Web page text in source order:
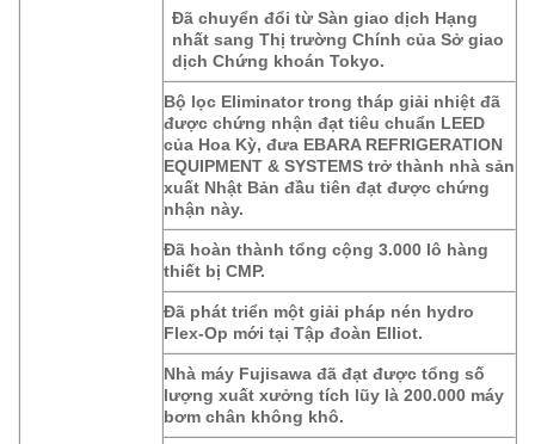
Đã chuyển đổi từ Sàn giao dịch Hạng
nhất sang Thị trường Chính của Sở giao
dịch Chứng khoán Tokyo.
Bộ lọc Eliminator trong tháp giải nhiệt đã
được chứng nhận đạt tiêu chuẩn LEED
của Hoa Kỳ, đưa EBARA REFRIGERATION
EQUIPMENT & SYSTEMS trở thành nhà sản
xuất Nhật Bản đầu tiên đạt được chứng
nhận này.
Đã hoàn thành tổng cộng 3.000 lô hàng
thiết bị CMP.
Đã phát triển một giải pháp nén hydro
Flex-Op mới tại Tập đoàn Elliot.
Nhà máy Fujisawa đã đạt được tổng số
lượng xuất xưởng tích lũy là 200.000 máy
bơm chân không khô.